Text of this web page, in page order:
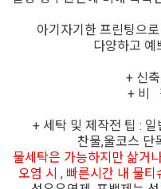
아기자기한 프린팅으
다양하고
+ 신
+ 비
+ 세탁 및 제작전 팁 :
찬물,울코스 단
물세탁은 가능하지만 삶거
오염 시 , 빠른시간 내 물